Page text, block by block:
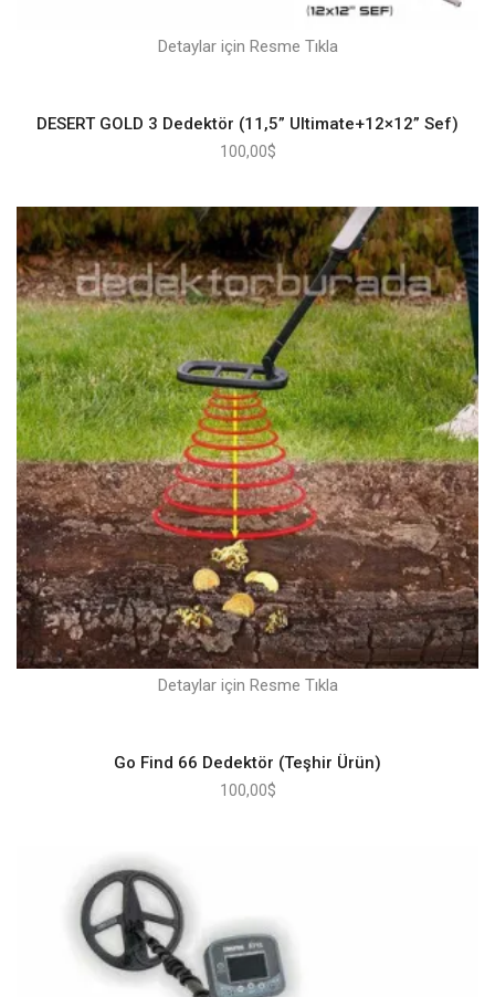
Detaylar için Resme Tıkla
DESERT GOLD 3 Dedektör (11,5” Ultimate+12×12” Sef)
100,00$
Detaylar için Resme Tıkla
Go Find 66 Dedektör (Teşhir Ürün)
100,00$